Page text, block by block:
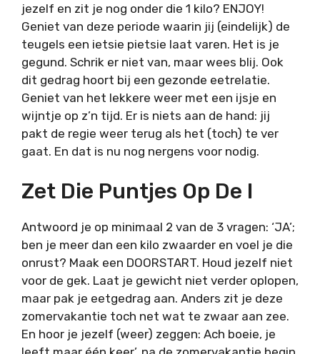
jezelf en zit je nog onder die 1 kilo? ENJOY!
Geniet van deze periode waarin jij (eindelijk) de
teugels een ietsie pietsie laat varen. Het is je
gegund. Schrik er niet van, maar wees blij. Ook
dit gedrag hoort bij een gezonde eetrelatie.
Geniet van het lekkere weer met een ijsje en
wijntje op z’n tijd. Er is niets aan de hand: jij
pakt de regie weer terug als het (toch) te ver
gaat. En dat is nu nog nergens voor nodig.
Zet Die Puntjes Op De I
Antwoord je op minimaal 2 van de 3 vragen: ‘JA’;
ben je meer dan een kilo zwaarder en voel je die
onrust? Maak een DOORSTART. Houd jezelf niet
voor de gek. Laat je gewicht niet verder oplopen,
maar pak je eetgedrag aan. Anders zit je deze
zomervakantie toch net wat te zwaar aan zee.
En hoor je jezelf (weer) zeggen: Ach boeie, je